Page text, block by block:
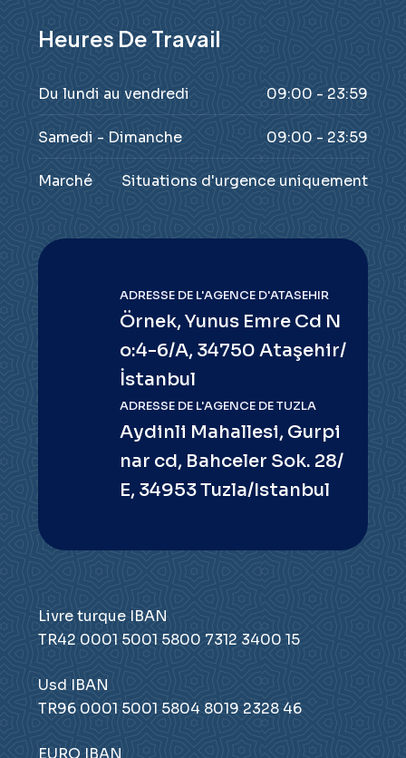
Heures De Travail
Du lundi au vendredi 09:00 - 23:59
Samedi - Dimanche 09:00 - 23:59
Marché Situations d'urgence uniquement
ADRESSE DE L'AGENCE D'ATASEHIR
Örnek, Yunus Emre Cd N
o:4-6/A, 34750 Ataşehir/
İstanbul
ADRESSE DE L'AGENCE DE TUZLA
Aydinli Mahallesi, Gurpi
nar cd, Bahceler Sok. 28/
E, 34953 Tuzla/Istanbul
Livre turque IBAN
TR42 0001 5001 5800 7312 3400 15
Usd IBAN
TR96 0001 5001 5804 8019 2328 46
EURO IBAN